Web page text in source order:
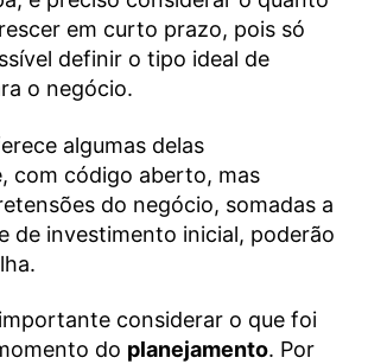
em curto prazo, pois só
definir o tipo ideal de
o negócio.
algumas delas
com código aberto, mas
do negócio, somadas a
de investimento inicial, poderão
considerar o que foi
do planejamento. Por